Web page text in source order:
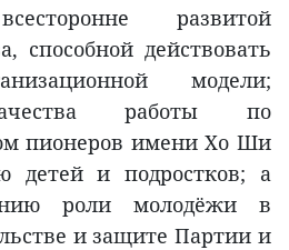
развитой
способной действовать
модели;
работы по
пионеров имени Хо Ши
детей и подростков; а
роли молодёжи в
и защите Партии и